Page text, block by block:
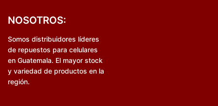
NOSOTROS:
Somos distribuidores líderes
de repuestos para celulares
en Guatemala. El mayor stock
y variedad de productos en la
región.